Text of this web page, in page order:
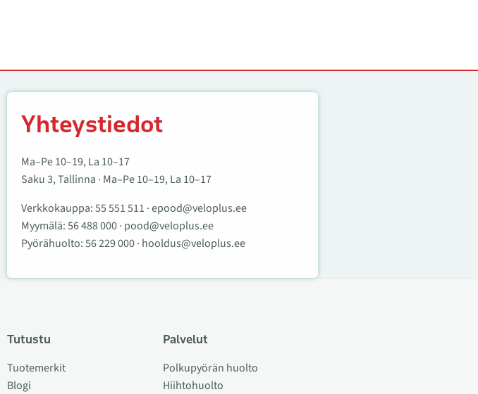
Yhteystiedot
Ma–Pe 10–19, La 10–17
Saku 3, Tallinna · Ma–Pe 10–19, La 10–17
Verkkokauppa:55 551 511 ·epood@veloplus.ee
Myymälä:56 488 000· pood@veloplus.ee
Pyörähuolto:56 229 000· hooldus@veloplus.ee
Tutustu
Tuotemerkit
Blogi
Palvelut
Polkupyörän huolto
Hiihtohuolto